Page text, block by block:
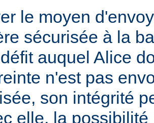
le moyen
sécurisée à la
auquel Alice
n'est pas
son intégrité
elle, la